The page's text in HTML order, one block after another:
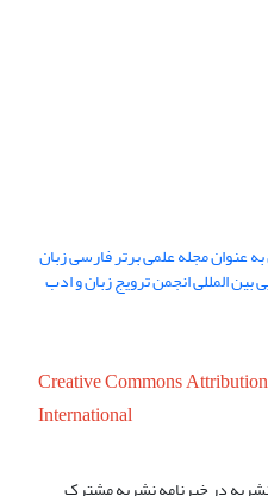
عنوان مجله علمی برتر فارسی زبان
بین المللی انجمن ترویج زبان و ادب
Creative Commons
International